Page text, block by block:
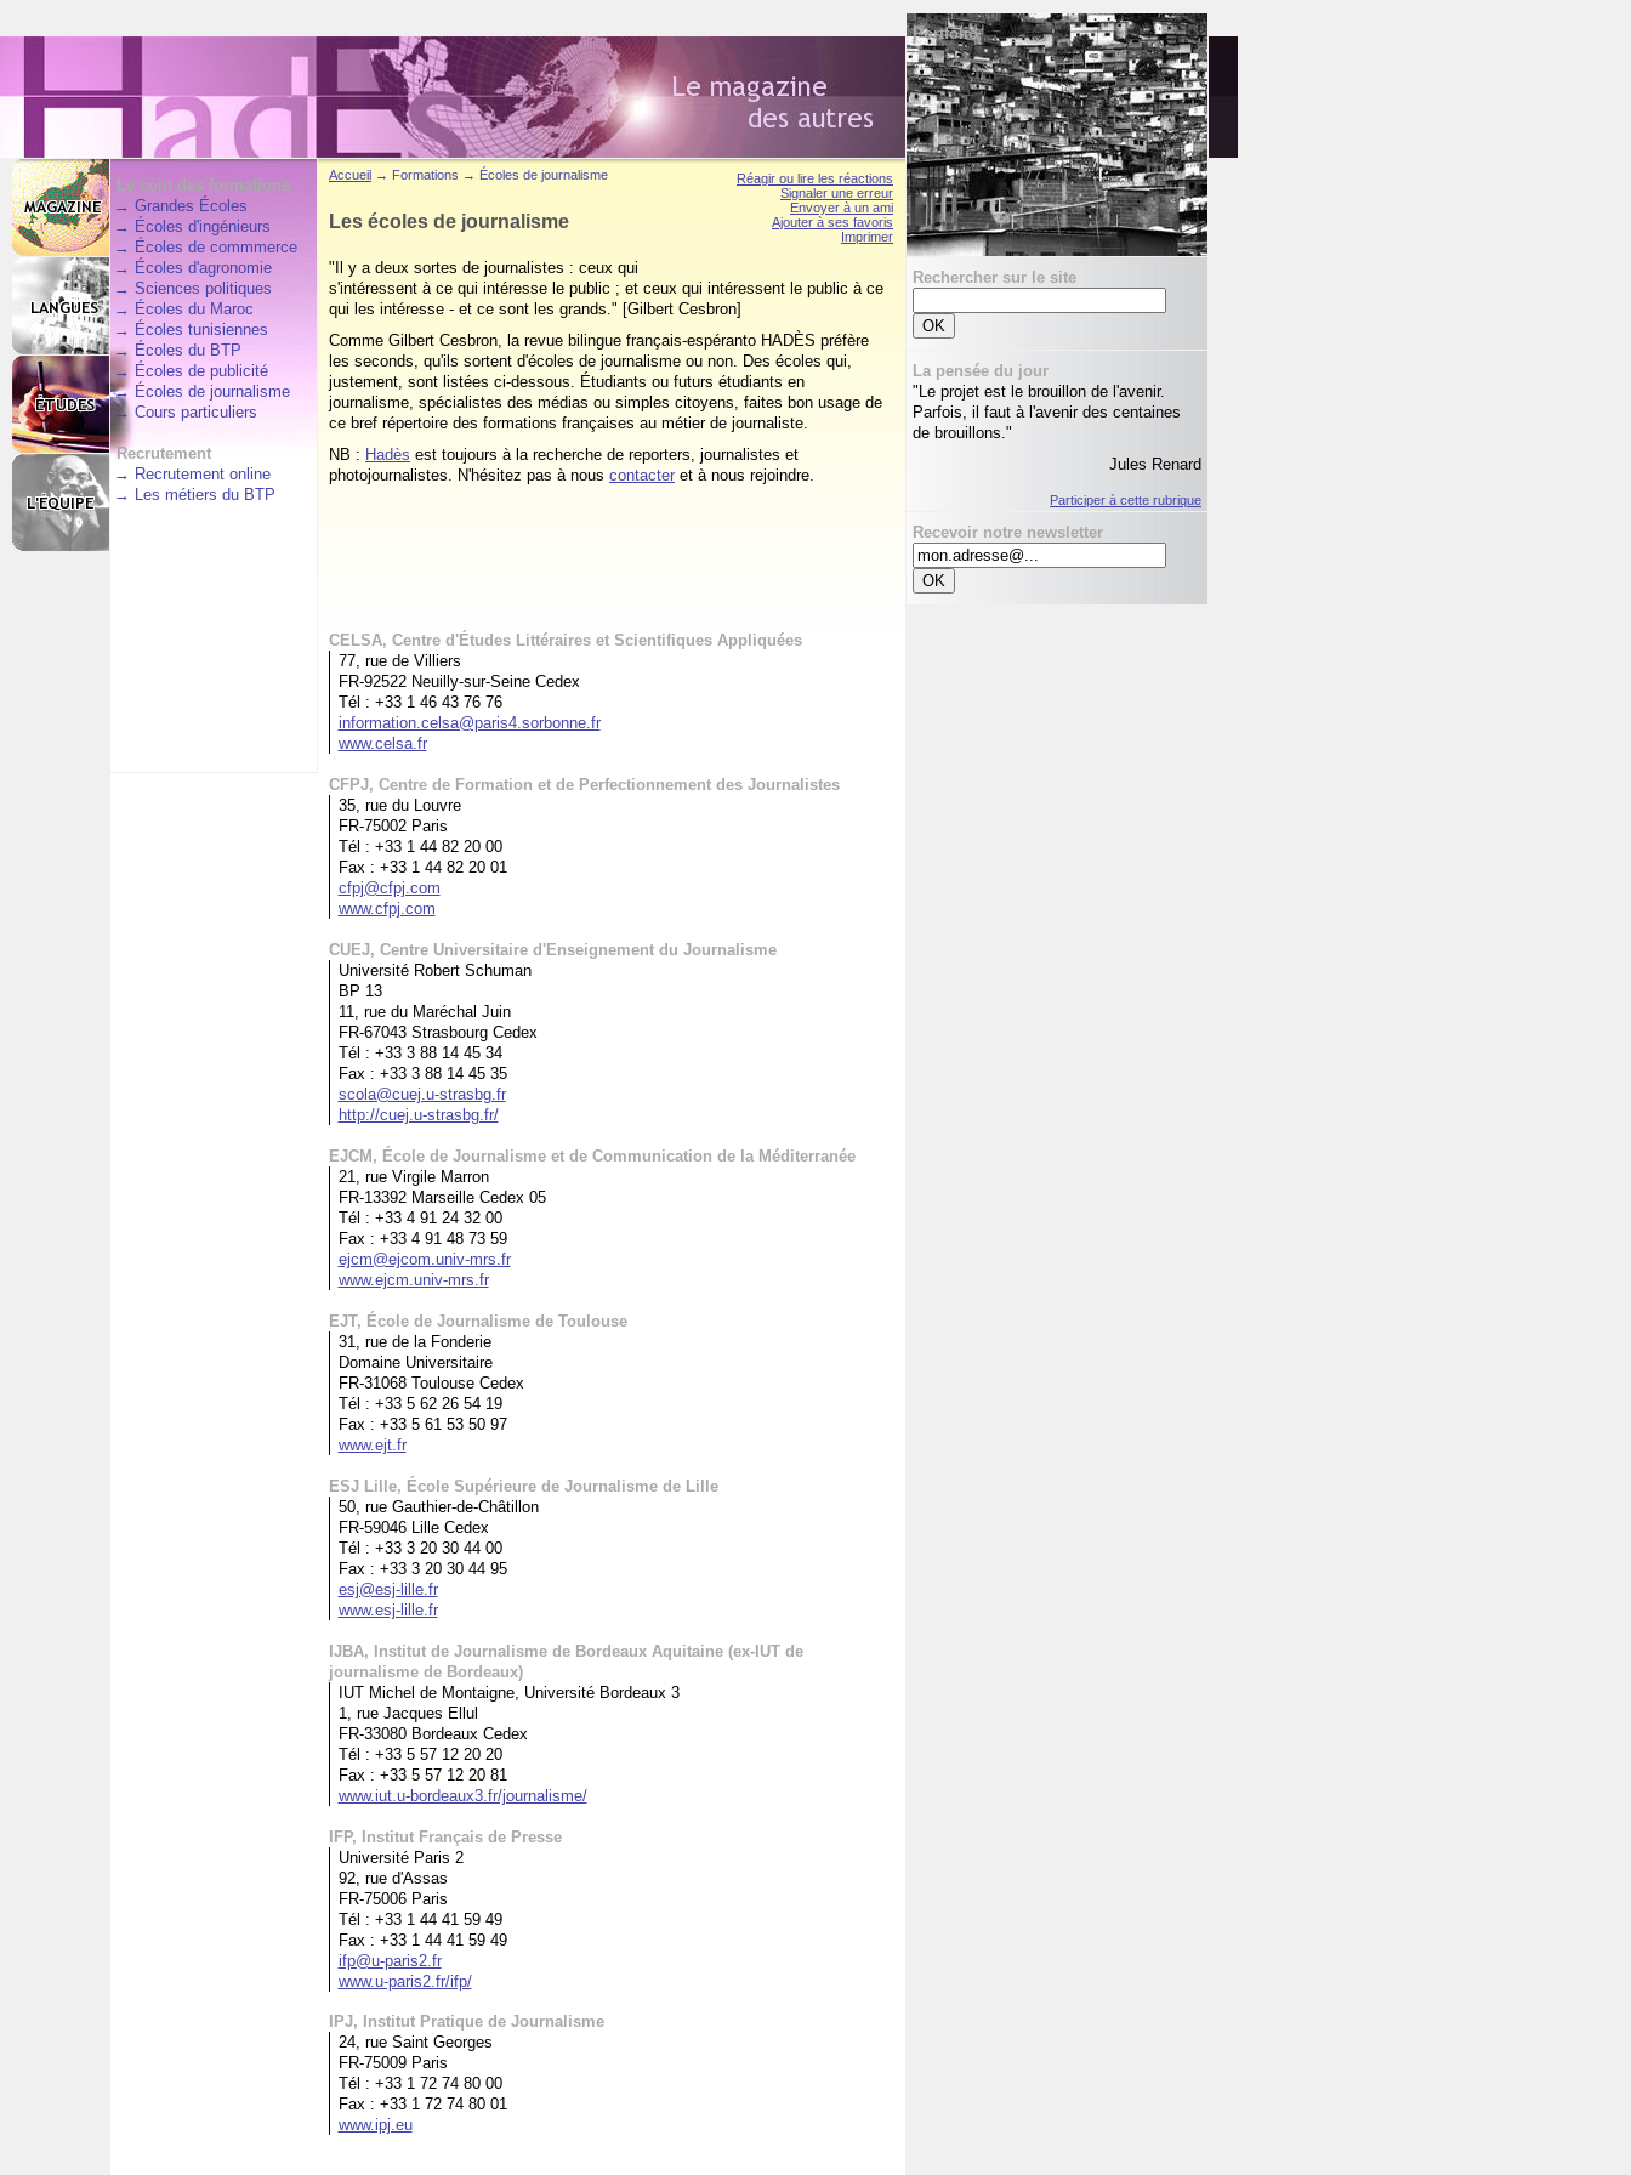
Réagir ou lire les réactions
Signaler une erreur
Envoyer à un ami
Ajouter à ses favoris
Imprimer
Accueil → Formations → Écoles de journalisme
Les écoles de journalisme
"Il y a deux sortes de journalistes : ceux qui
s'intéressent à ce qui intéresse le public ; et ceux qui intéressent le public à ce
qui les intéresse - et ce sont les grands." [Gilbert Cesbron]
Comme Gilbert Cesbron, la revue bilingue français-espéranto HADÈS préfère
les seconds, qu'ils sortent d'écoles de journalisme ou non. Des écoles qui,
justement, sont listées ci-dessous. Étudiants ou futurs étudiants en
journalisme, spécialistes des médias ou simples citoyens, faites bon usage de
ce bref répertoire des formations françaises au métier de journaliste.
NB : Hadès est toujours à la recherche de reporters, journalistes et
photojournalistes. N'hésitez pas à nous contacter et à nous rejoindre.
CELSA, Centre d'Études Littéraires et Scientifiques Appliquées
77, rue de Villiers
FR-92522 Neuilly-sur-Seine Cedex
Tél : +33 1 46 43 76 76
information.celsa@paris4.sorbonne.fr
www.celsa.fr
CFPJ, Centre de Formation et de Perfectionnement des Journalistes
35, rue du Louvre
FR-75002 Paris
Tél : +33 1 44 82 20 00
Fax : +33 1 44 82 20 01
cfpj@cfpj.com
www.cfpj.com
CUEJ, Centre Universitaire d'Enseignement du Journalisme
Université Robert Schuman
BP 13
11, rue du Maréchal Juin
FR-67043 Strasbourg Cedex
Tél : +33 3 88 14 45 34
Fax : +33 3 88 14 45 35
scola@cuej.u-strasbg.fr
http://cuej.u-strasbg.fr/
EJCM, École de Journalisme et de Communication de la Méditerranée
21, rue Virgile Marron
FR-13392 Marseille Cedex 05
Tél : +33 4 91 24 32 00
Fax : +33 4 91 48 73 59
ejcm@ejcom.univ-mrs.fr
www.ejcm.univ-mrs.fr
EJT, École de Journalisme de Toulouse
31, rue de la Fonderie
Domaine Universitaire
FR-31068 Toulouse Cedex
Tél : +33 5 62 26 54 19
Fax : +33 5 61 53 50 97
www.ejt.fr
ESJ Lille, École Supérieure de Journalisme de Lille
50, rue Gauthier-de-Châtillon
FR-59046 Lille Cedex
Tél : +33 3 20 30 44 00
Fax : +33 3 20 30 44 95
esj@esj-lille.fr
www.esj-lille.fr
IJBA, Institut de Journalisme de Bordeaux Aquitaine (ex-IUT de
journalisme de Bordeaux)
IUT Michel de Montaigne, Université Bordeaux 3
1, rue Jacques Ellul
FR-33080 Bordeaux Cedex
Tél : +33 5 57 12 20 20
Fax : +33 5 57 12 20 81
www.iut.u-bordeaux3.fr/journalisme/
IFP, Institut Français de Presse
Université Paris 2
92, rue d'Assas
FR-75006 Paris
Tél : +33 1 44 41 59 49
Fax : +33 1 44 41 59 49
ifp@u-paris2.fr
www.u-paris2.fr/ifp/
IPJ, Institut Pratique de Journalisme
24, rue Saint Georges
FR-75009 Paris
Tél : +33 1 72 74 80 00
Fax : +33 1 72 74 80 01
www.ipj.eu
Le coin des formations
→ Grandes Écoles
→ Écoles d'ingénieurs
→ Écoles de commmerce
→ Écoles d'agronomie
→ Sciences politiques
→ Écoles du Maroc
→ Écoles tunisiennes
→ Écoles du BTP
→ Écoles de publicité
→ Écoles de journalisme
→ Cours particuliers
Recrutement
→ Recrutement online
→ Les métiers du BTP
Portfolio
Rechercher sur le site
La pensée du jour
"Le projet est le brouillon de l'avenir.
Parfois, il faut à l'avenir des centaines
de brouillons."
Jules Renard
Participer à cette rubrique
Recevoir notre newsletter